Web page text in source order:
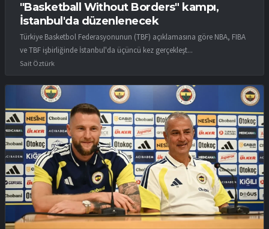
"Basketball Without Borders" kampı,
İstanbul'da düzenlenecek
Türkiye Basketbol Federasyonunun (TBF) açıklamasına göre NBA, FIBA
ve TBF işbirliğinde İstanbul'da üçüncü kez gerçekleşt...
Sait Öztürk